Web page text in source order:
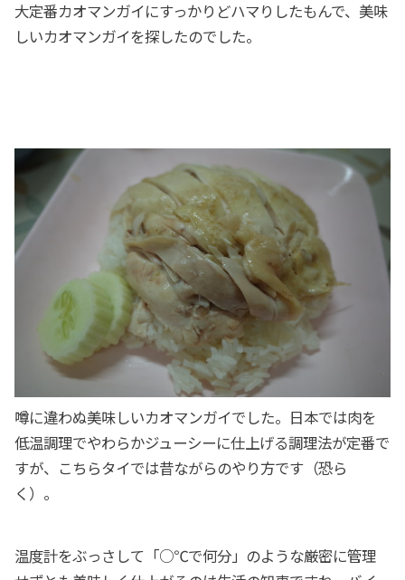
大定番カオマンガイにすっかりどハマりしたもんで、美味
しいカオマンガイを探したのでした。
噂に違わぬ美味しいカオマンガイでした。日本では肉を
低温調理でやわらかジューシーに仕上げる調理法が定番で
すが、こちらタイでは昔ながらのやり方です（恐ら
く）。
温度計をぶっさして「○℃で何分」のような厳密に管理